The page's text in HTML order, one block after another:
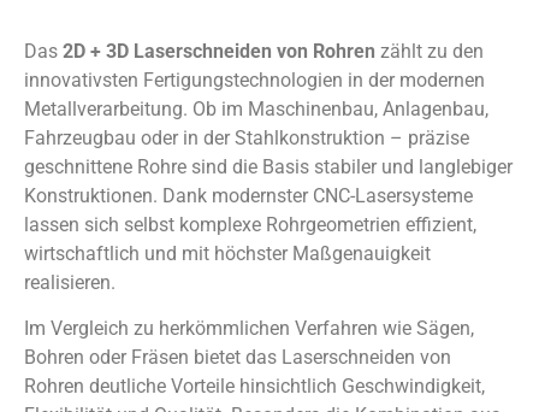
Das 2D + 3D Laserschneiden von Rohren zählt zu den
innovativsten Fertigungstechnologien in der modernen
Metallverarbeitung. Ob im Maschinenbau, Anlagenbau,
Fahrzeugbau oder in der Stahlkonstruktion – präzise
geschnittene Rohre sind die Basis stabiler und langlebiger
Konstruktionen. Dank modernster CNC-Lasersysteme
lassen sich selbst komplexe Rohrgeometrien effizient,
wirtschaftlich und mit höchster Maßgenauigkeit
realisieren.
Im Vergleich zu herkömmlichen Verfahren wie Sägen,
Bohren oder Fräsen bietet das Laserschneiden von
Rohren deutliche Vorteile hinsichtlich Geschwindigkeit,